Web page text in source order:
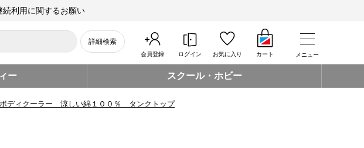
続利用に関するお願い
詳細検索
会員登録 ログイン お気に入り カート メニュー
ー スクール・ホビー
ボディクーラー 涼しい綿１００％ タンクトップ